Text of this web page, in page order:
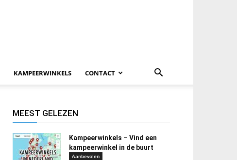
KAMPEERWINKELS CONTACT
MEEST GELEZEN
Kampeerwinkels – Vind een
kampeerwinkel in de buurt
Aanbevolen